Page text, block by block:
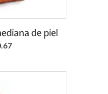
de piel